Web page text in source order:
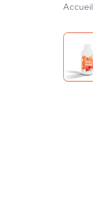
Accueil